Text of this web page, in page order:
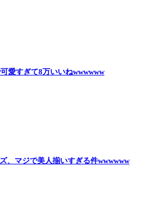
愛すぎて8万いいねwwwwww
、マジで美人揃いすぎる件wwwwww